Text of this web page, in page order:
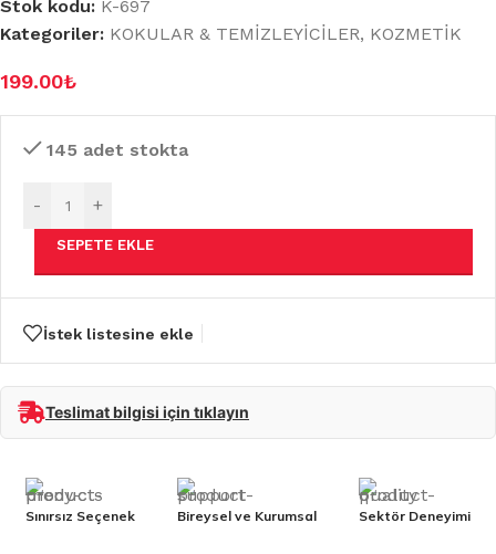
Stok kodu: K-697
Kategoriler: KOKULAR & TEMİZLEYİCİLER, KOZMETİK
199.00₺
145 adet stokta
- +
SEPETE EKLE
İstek listesine ekle
Teslimat bilgisi için tıklayın
Sınırsız Seçenek Bireysel ve Kurumsal Sektör Deneyimi